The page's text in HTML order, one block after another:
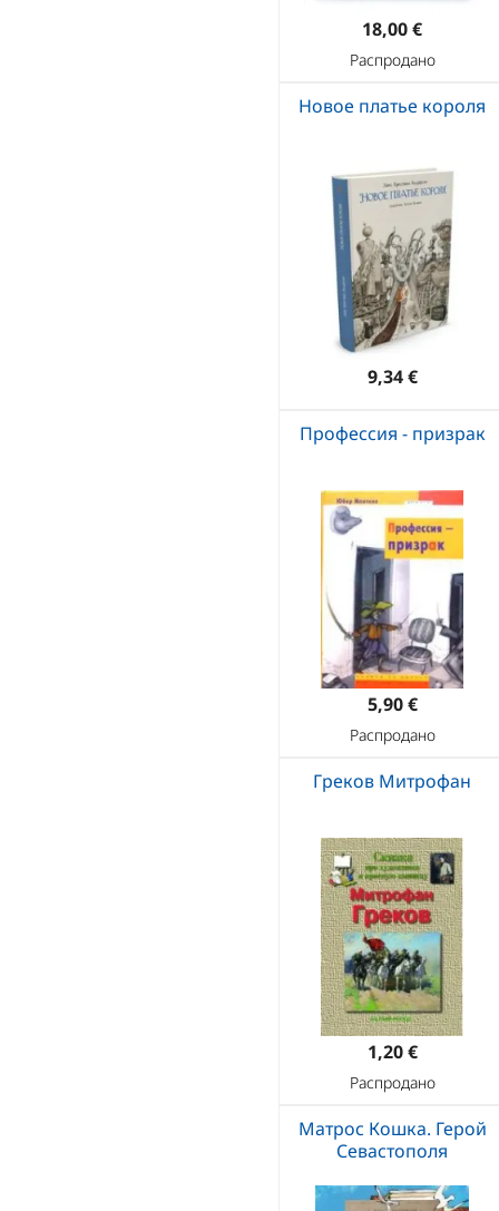
18,00 €
Распродано
Новое платье короля
9,34 €
Профессия - призрак
5,90 €
Распродано
Греков Митрофан
1,20 €
Распродано
Матрос Кошка. Герой
Севастополя